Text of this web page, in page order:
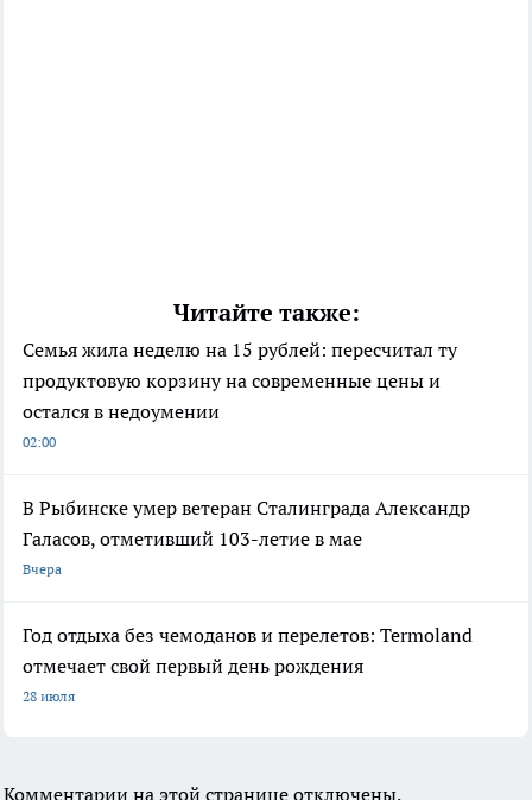
Читайте также:
Семья жила неделю на 15 рублей: пересчитал ту
продуктовую корзину на современные цены и
остался в недоумении
02:00
В Рыбинске умер ветеран Сталинграда Александр
Галасов, отметивший 103-летие в мае
Вчера
Год отдыха без чемоданов и перелетов: Termoland
отмечает свой первый день рождения
28 июля
Комментарии на этой странице отключены.